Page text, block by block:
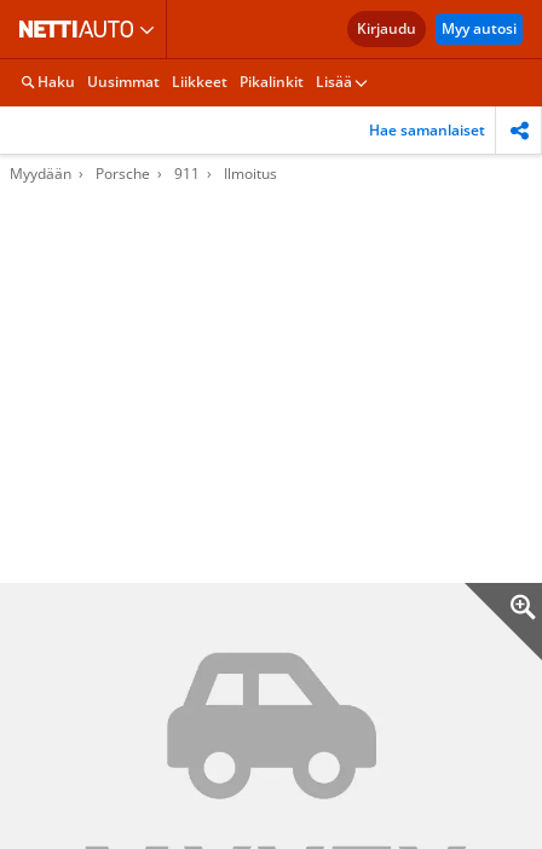
Kirjaudu Myy autosi
Haku Uusimmat Liikkeet Pikalinkit Lisää
Hae samanlaiset
Myydään Porsche 911 Ilmoitus